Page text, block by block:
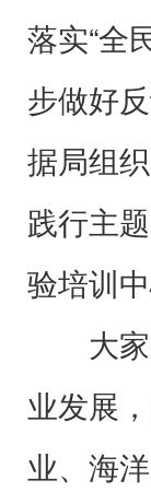
落实“全
步做好
据局组
践行主
验培训
大
业发展
业、海